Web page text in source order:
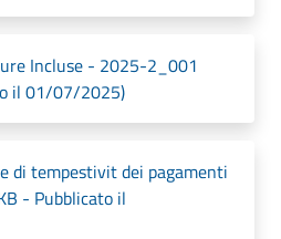
Incluse - 2025-2_001
il 01/07/2025)
di tempestivit dei pagamenti
- Pubblicato il